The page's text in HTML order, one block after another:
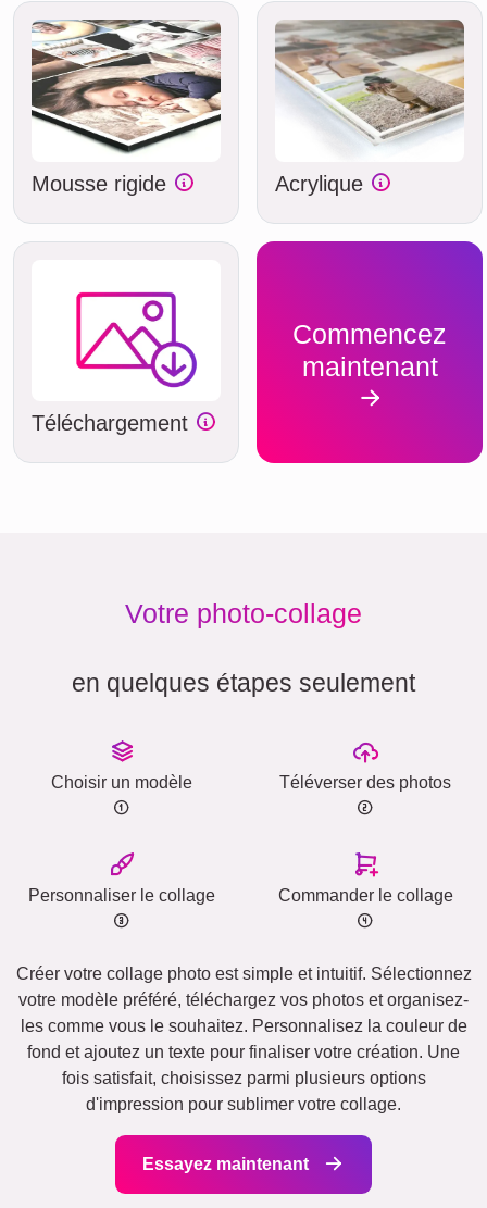
Mousse rigide Acrylique
Téléchargement
Commencez
maintenant
Votre photo-collage
en quelques étapes seulement
Choisir un modèle Téléverser des photos
Personnaliser le collage Commander le collage
Créer votre collage photo est simple et intuitif. Sélectionnez
votre modèle préféré, téléchargez vos photos et organisez-
les comme vous le souhaitez. Personnalisez la couleur de
fond et ajoutez un texte pour finaliser votre création. Une
fois satisfait, choisissez parmi plusieurs options
d'impression pour sublimer votre collage.
Essayez maintenant